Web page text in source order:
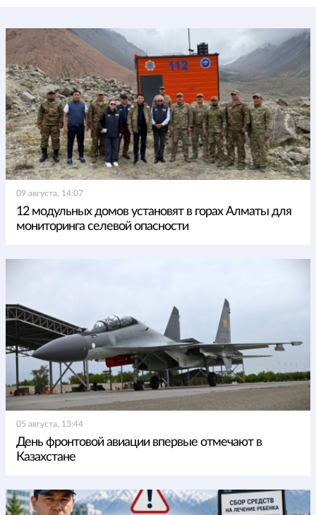
09 августа, 14:07
12 модульных домов установят в горах Алматы для
мониторинга селевой опасности
05 августа, 13:44
День фронтовой авиации впервые отмечают в
Казахстане